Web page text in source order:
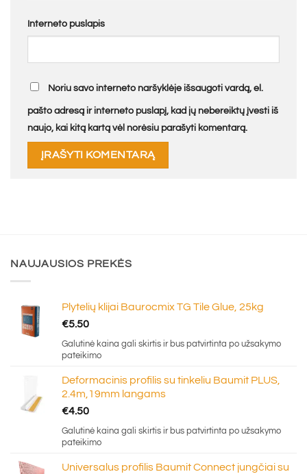
Interneto puslapis
Noriu savo interneto naršyklėje išsaugoti vardą, el.
pašto adresą ir interneto puslapį, kad jų nebereiktų įvesti iš
naujo, kai kitą kartą vėl norėsiu parašyti komentarą.
NAUJAUSIOS PREKĖS
Plytelių klijai Baurocmix TG Tile Glue, 25kg
€5.50
Galutinė kaina gali skirtis ir bus patvirtinta po užsakymo
pateikimo
Deformacinis profilis su tinkeliu Baumit PLUS,
2.4m,19mm langams
€4.50
Galutinė kaina gali skirtis ir bus patvirtinta po užsakymo
pateikimo
Universalus profilis Baumit Connect jungčiai su